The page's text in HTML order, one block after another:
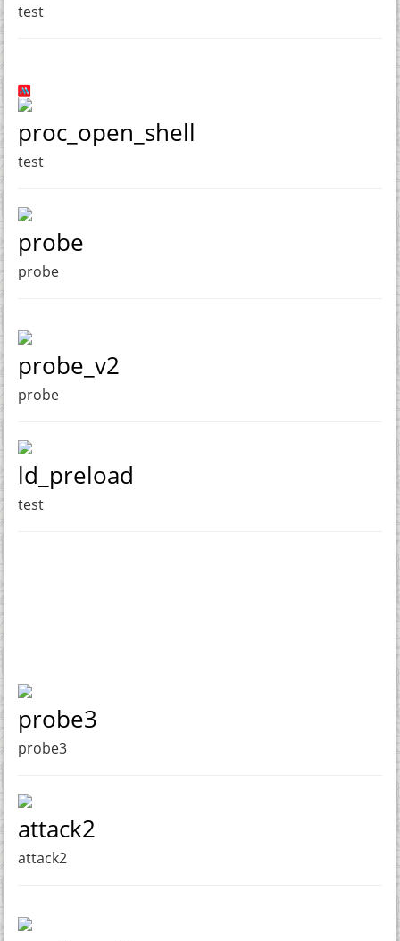
test
proc_open_shell
test
probe
probe
probe_v2
probe
ld_preload
test
probe3
probe3
attack2
attack2